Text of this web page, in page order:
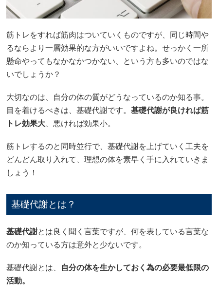
筋トレをすれば筋肉はついていくものですが、同じ時間や
るならより一層効果的な方がいいですよね。せっかく一所
懸命やってもなかなかつかない、という方も多いのではな
いでしょうか？
大切なのは、自分の体の質がどうなっているのか知る事。
目を着けるべきは、基礎代謝です。基礎代謝が良ければ筋
トレ効果大 、悪ければ効果小。
筋トレするのと同時並行で、基礎代謝を上げていく工夫を
どんどん取り入れて、理想の体を素早く手に入れていきま
しょう！
基礎代謝とは？
基礎代謝とは良く聞く言葉ですが、何を表している言葉な
のか知っている方は意外と少ないです。
基礎代謝とは、 自分の体を生かしておく為の必要最低限の
活動。